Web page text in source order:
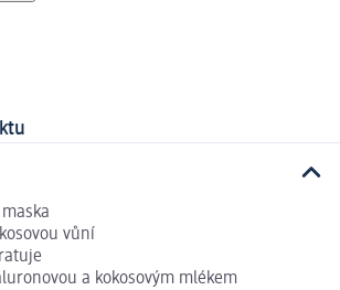
vůní
a kokosovým mlékem